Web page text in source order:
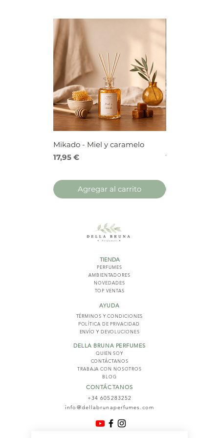
Mikado - Miel y caramelo
Precio
17,95 €
Agregar al carrito
Precio
17,95 €
TIENDA
PERFUMES
AMBIENTADORES
NOVEDADES
TOP VENTAS
AYUDA
TÉRMINOS Y CONDICIONES
POLÍTICA DE PRIVACIDAD
ENVÍO Y DEVOLUCIONES
DELLA BRUNA PERFUMES
QUIEN SOY
CONTÁCTANOS
TRABAJA CON NOSOTROS
BLOG
CONTÁCTANOS
+34 605283252
info@dellabrunaperfumes.com